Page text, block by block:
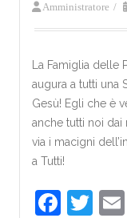
Amministratore /
La Famiglia
augura a tutti una
Gesù! Egli che è
anche tutti noi
via i macigni
a Tutti!
F
T